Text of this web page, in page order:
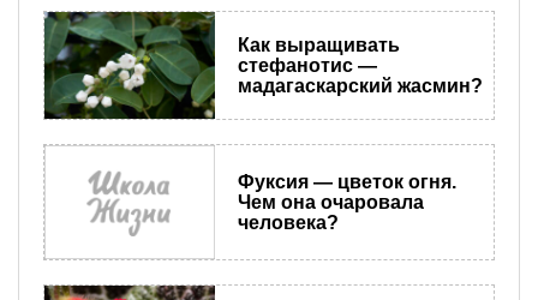
Как выращивать
стефанотис —
мадагаскарский жасмин?
Фуксия — цветок огня.
Чем она очаровала
человека?